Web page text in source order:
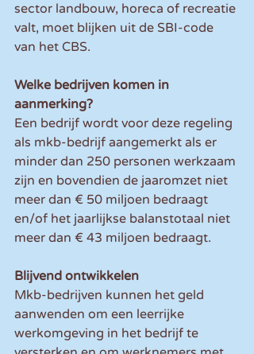
sector landbouw, horeca of recreatie
valt, moet blijken uit de SBI-code
van het CBS.
Welke bedrijven komen in
aanmerking?
Een bedrijf wordt voor deze regeling
als mkb-bedrijf aangemerkt als er
minder dan 250 personen werkzaam
zijn en bovendien de jaaromzet niet
meer dan € 50 miljoen bedraagt
en/of het jaarlijkse balanstotaal niet
meer dan € 43 miljoen bedraagt.
Blijvend ontwikkelen
Mkb-bedrijven kunnen het geld
aanwenden om een leerrijke
werkomgeving in het bedrijf te